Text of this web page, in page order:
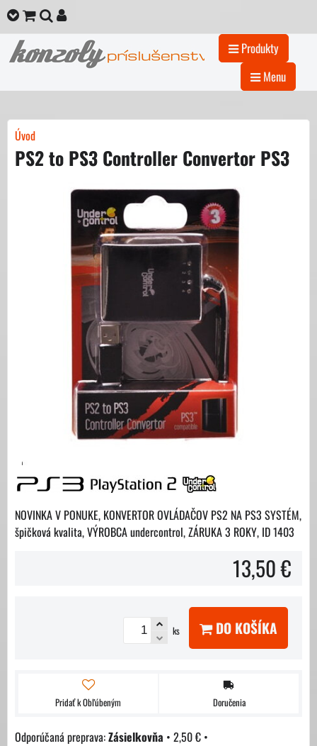
Produkty
Menu
Úvod
PS2 to PS3 Controller Convertor PS3
NOVINKA V PONUKE, KONVERTOR OVLÁDAČOV PS2 NA PS3 SYSTÉM,
špičková kvalita, VÝROBCA undercontrol, ZÁRUKA 3 ROKY, ID 1403
13,50 €
ks DO KOŠÍKA
Pridať k Obľúbeným Doručenia
Zásielkovňa • 2,50 € •